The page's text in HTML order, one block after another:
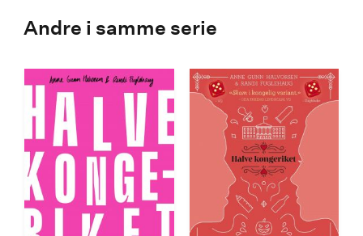
Andre i samme serie